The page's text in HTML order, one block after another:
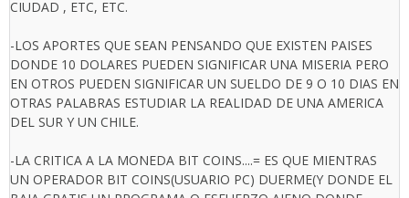
CIUDAD , ETC, ETC.
-LOS APORTES QUE SEAN PENSANDO QUE EXISTEN PAISES
DONDE 10 DOLARES PUEDEN SIGNIFICAR UNA MISERIA PERO
EN OTROS PUEDEN SIGNIFICAR UN SUELDO DE 9 O 10 DIAS EN
OTRAS PALABRAS ESTUDIAR LA REALIDAD DE UNA AMERICA
DEL SUR Y UN CHILE.
-LA CRITICA A LA MONEDA BIT COINS....= ES QUE MIENTRAS
UN OPERADOR BIT COINS(USUARIO PC) DUERME(Y DONDE EL